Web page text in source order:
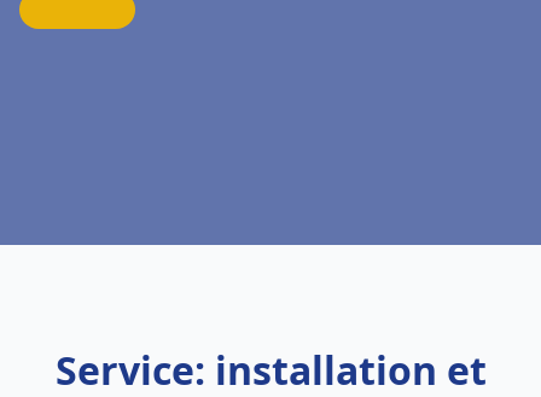
Service: installation et